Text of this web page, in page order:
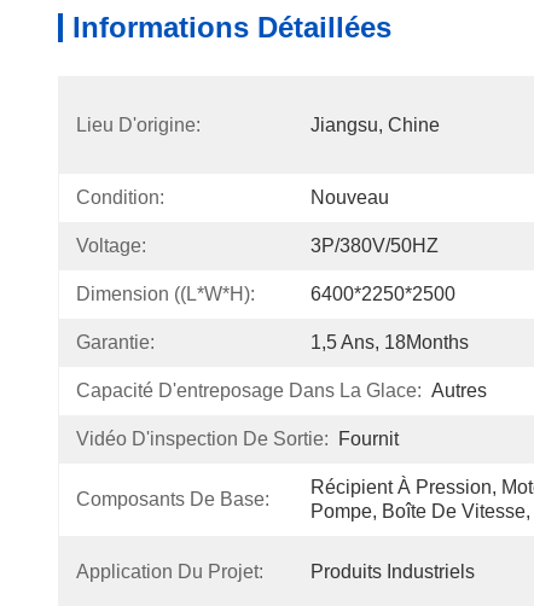
Informations Détaillées
Lieu D'origine: Jiangsu, Chine
Condition: Nouveau
Voltage: 3P/380V/50HZ
Dimension ((L*W*H): 6400*2250*2500
Garantie: 1,5 Ans, 18Months
Capacité D'entreposage Dans La Glace: Autres
Vidéo D'inspection De Sortie: Fournit
Composants De Base:
Récipient À Pression,
Pompe, Boîte De
Application Du Projet: Produits Industriels